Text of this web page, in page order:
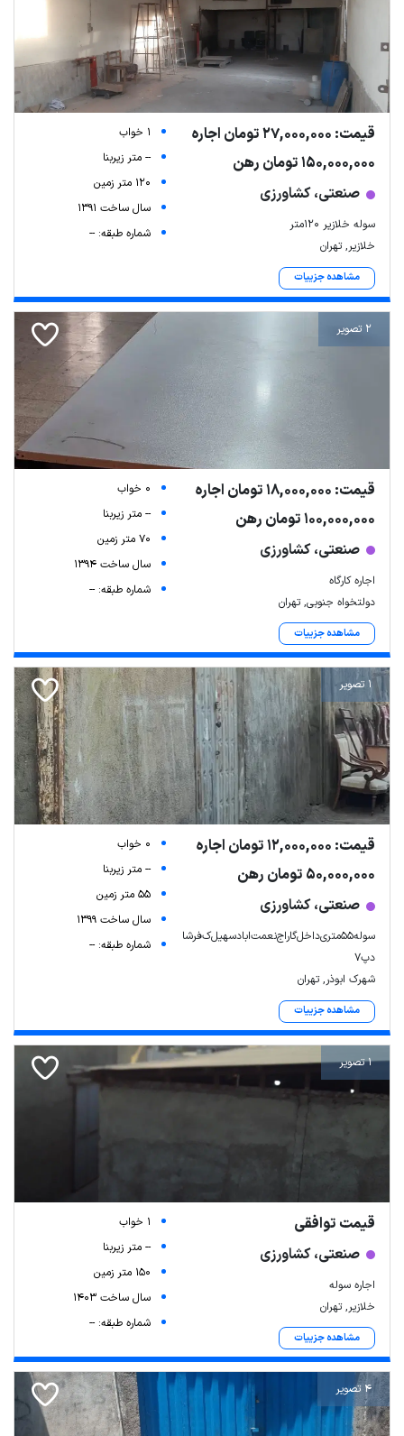
قیمت: 27,000,000 تومان اجاره
150,000,000 تومان رهن
صنعتی، کشاورزی
سوله خلازیر ۱۲۰متر
خلازیر, تهران
مشاهده جزییات
1 خواب
-- متر زیربنا
120 متر زمین
سال ساخت 1391
شماره طبقه: --
2 تصویر
قیمت: 18,000,000 تومان اجاره
100,000,000 تومان رهن
صنعتی، کشاورزی
اجاره کارگاه
دولتخواه جنوبی, تهران
مشاهده جزییات
0 خواب
-- متر زیربنا
70 متر زمین
سال ساخت 1394
شماره طبقه: --
1 تصویر
قیمت: 12,000,000 تومان اجاره
50,000,000 تومان رهن
صنعتی، کشاورزی
سوله‌۵۵‌متری‌داخل‌گاراج‌‌نعمت‌اباد‌سهیل‌ک‌فرشا
دپ۷
شهرک ابوذر, تهران
مشاهده جزییات
0 خواب
-- متر زیربنا
55 متر زمین
سال ساخت 1399
شماره طبقه: --
1 تصویر
قیمت توافقی
صنعتی، کشاورزی
اجاره سوله
خلازیر, تهران
مشاهده جزییات
1 خواب
-- متر زیربنا
150 متر زمین
سال ساخت 1403
شماره طبقه: --
4 تصویر